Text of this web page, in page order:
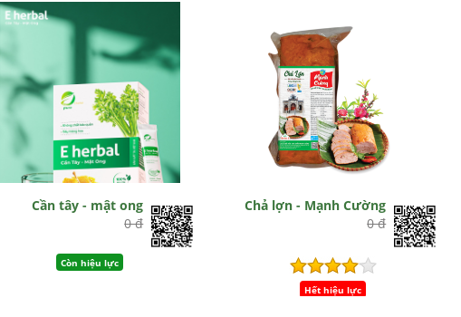
Cần tây - mật ong
0 đ
Còn hiệu lực
Chả lợn - Mạnh Cường
0 đ
Hết hiệu lực